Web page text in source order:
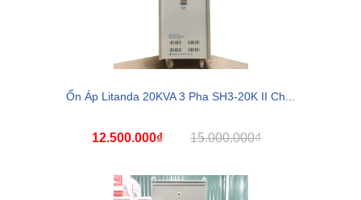
Ổn Áp Litanda 20KVA 3 Pha SH3-20K II Ch...
12.500.000₫ 15.000.000₫